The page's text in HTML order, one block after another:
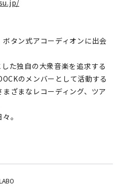
タン式アコーディオンに出会
た独自の大衆音楽を追求する
のメンバーとして活動する
ざまなレコーディング、ツア
。